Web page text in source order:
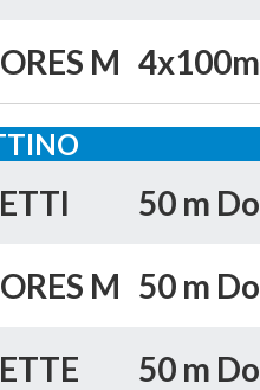
M
50 m
M 50 m
50 m